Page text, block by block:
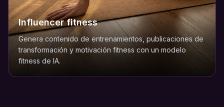
Influencer fitness
Genera contenido de entrenamientos, publicaciones de
transformación y motivación fitness con un modelo
fitness de IA.